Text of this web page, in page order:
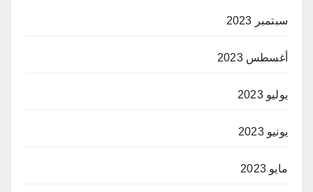
سبتمبر 2023
أغسطس 2023
يوليو 2023
يونيو 2023
مايو 2023